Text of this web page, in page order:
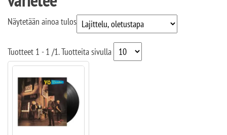
Näytetään ainoa tulos
Tuotteet 1 - 1 /1. Tuotteita sivulla